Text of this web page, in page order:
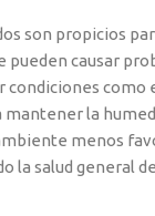
son propicios
pueden causar
como
mantener la
menos
la salud general